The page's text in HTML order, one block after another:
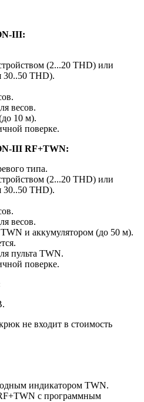
III:
(2...20 THD) или
30..50 THD).
весов.
10 м).
поверке.
III RF+TWN:
типа.
(2...20 THD) или
30..50 THD).
весов.
и аккумулятором (до 50 м).
пульта TWN.
поверке.
не входит в стоимость
индикатором TWN.
с программным